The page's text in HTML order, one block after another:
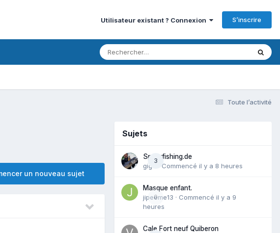
Utilisateur existant ? Connexion S’inscrire
Toute l’activité
un nouveau sujet
Sujets
3
Spearfishing.de
gigo
· Commencé il y a 8 heures
0
Masque enfant.
jipeeme13 · Commencé il y a 9
heures
Cale Fort neuf Quiberon